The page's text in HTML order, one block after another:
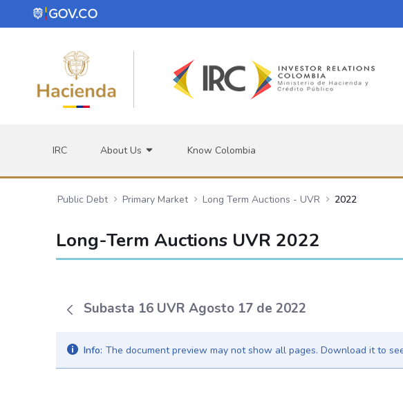
Skip to Main Content
IRC About Us Know Colombia
Public Debt Primary Market Long Term Auctions - UVR 2022
Long-Term Auctions UVR 2022
Subasta 16 UVR Agosto 17 de 2022
Info: The document preview may not show all pages. Download it to